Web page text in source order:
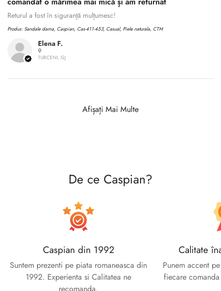
Elena F.
TURCENI, GJ
Returul a fost în siguranță mulțumesc!
Produs: Sandale dama, Caspian, Cas-411-453, Casual, Piele naturala, CTM
Afișați Mai Multe
De ce Caspian?
Caspian din 1992
Suntem prezenti pe piata romaneasca din
1992. Experienta si Calitatea ne
Calitate
Punem accent
fiecare